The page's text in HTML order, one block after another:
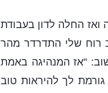
ואז החלה לדון בעבודת
רוח שלי התדרדר מהר
"אז המנהיגה באמת
גורמת לך להיראות טוב